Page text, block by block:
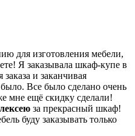
для изготовления мебели,
Я заказывала шкаф-купе в
и заканчивая
Все было сделано очень
мне ещё скидку сделали!
за прекрасный шкаф!
буду заказывать только